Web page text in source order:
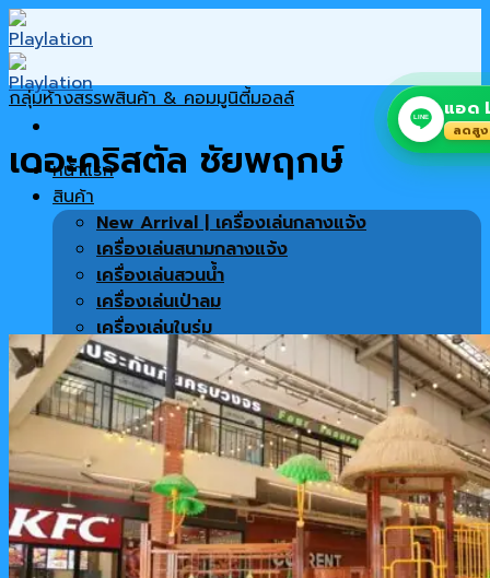
Skip
to
content
หน้าแรก
สินค้า
New Arrival | เครื่องเล่นกลางแจ้ง
เครื่องเล่นสนามกลางแจ้ง
เครื่องเล่นสวนน้ำ
เครื่องเล่นเป่าลม
เครื่องเล่นในร่ม
เครื่องเล่นซิปไลน์
พื้นสนาม
เครื่องออกกำลังกาย
สินค้าทั้งหมด
เฟอร์นิเจอร์ตกแต่งโครงการ
โปรโมชั่น
รีวิวสินค้า
เกี่ยวกับเรา
ติดต่อ-สอบถาม
กลุ่มห้างสรรพสินค้า & คอมมูนิตี้มอลล์
เดอะคริสตัล ชัยพฤกษ์
LINE แอด
ลดสู